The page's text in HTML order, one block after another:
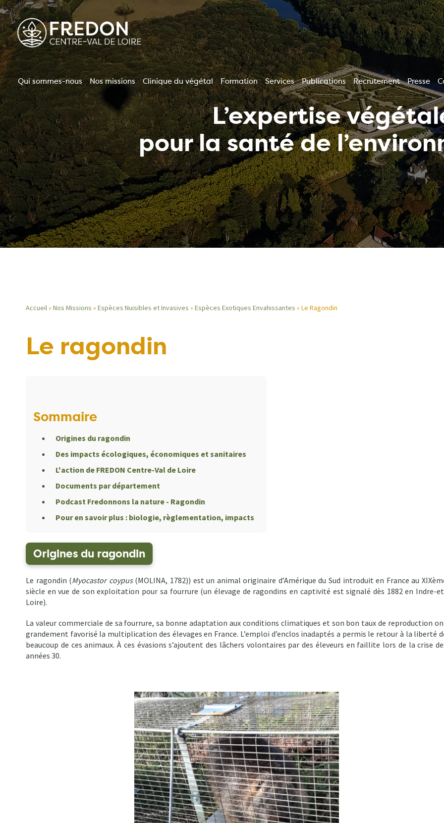
Aller
au
contenu
principal
Navigation
principale
Qui sommes-nous Nos missions Clinique du végétal Formation Services Publications Recrutement Presse
L’expertise
pour la santé de
Fil
d'Ariane
Accueil Nos Missions Espèces Nuisibles et Invasives Espèces Exotiques Envahissantes Le Ragondin
Le ragondin
Sommaire
Origines du ragondin
Des impacts écologiques, économiques et sanitaires
L'action de FREDON Centre-Val de Loire
Documents par département
Podcast Fredonnons la nature - Ragondin
Pour en savoir plus : biologie, règlementation, impacts
Origines du ragondin
Le ragondin (Myocastor coypus(MOLINA, 1782)) est un animal originaire d’Amérique du Sud introduit en France au
siècle en vue de son exploitation pour sa fourrure (un élevage de ragondins en captivité est signalé dès 1882 en Indre-
Loire).
La valeur commerciale de sa fourrure, sa bonne adaptation aux conditions climatiques et son bon taux de reproduction
grandement favorisé la multiplication des élevages en France. L’emploi d’enclos inadaptés a permis le retour à la liberté
beaucoup de ces animaux. À ces évasions s’ajoutent des lâchers volontaires par des éleveurs en faillite lors de la crise
années 30.